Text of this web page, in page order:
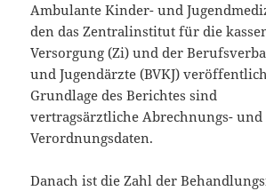
Ambulante Kinder- und
den das Zentralinstitut für die
Versorgung (Zi) und der
und Jugendärzte (BVKJ)
Grundlage des Berichtes sind
vertragsärztliche Abrechnungs- und
Verordnungsdaten.
Danach ist die Zahl der